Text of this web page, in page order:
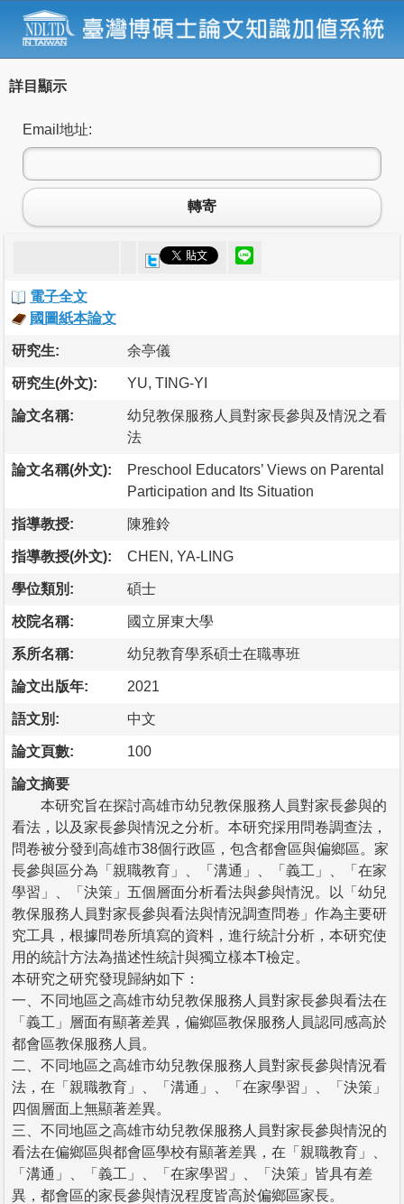
詳目顯示
Email地址:
轉寄
電子全文
國圖紙本論文
研究生: 余亭儀
研究生(外文): YU, TING-YI
論文名稱:
幼兒教保服務人員對家長參與及情況之看
法
論文名稱(外文):
Preschool Educators’ Views on Parental
Participation and Its Situation
指導教授: 陳雅鈴
指導教授(外文): CHEN, YA-LING
學位類別: 碩士
校院名稱: 國立屏東大學
系所名稱: 幼兒教育學系碩士在職專班
論文出版年: 2021
語文別: 中文
論文頁數: 100
論文摘要
本研究旨在探討高雄市幼兒教保服務人員對家長參與的
看法，以及家長參與情況之分析。本研究採用問卷調查法，
問卷被分發到高雄市38個行政區，包含都會區與偏鄉區。家
長參與區分為「親職教育」、「溝通」、「義工」、「在家
學習」、「決策」五個層面分析看法與參與情況。以「幼兒
教保服務人員對家長參與看法與情況調查問卷」作為主要研
究工具，根據問卷所填寫的資料，進行統計分析，本研究使
用的統計方法為描述性統計與獨立樣本T檢定。
本研究之研究發現歸納如下：
一、不同地區之高雄市幼兒教保服務人員對家長參與看法在
「義工」層面有顯著差異，偏鄉區教保服務人員認同感高於
都會區教保服務人員。
二、不同地區之高雄市幼兒教保服務人員對家長參與情況看
法，在「親職教育」、「溝通」、「在家學習」、「決策」
四個層面上無顯著差異。
三、不同地區之高雄市幼兒教保服務人員對家長參與情況的
看法在偏鄉區與都會區學校有顯著差異，在「親職教育」、
「溝通」、「義工」、「在家學習」、「決策」皆具有差
異，都會區的家長參與情況程度皆高於偏鄉區家長。